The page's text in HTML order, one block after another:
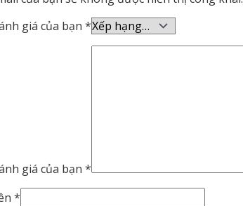
giá của bạn*
giá của bạn*
*